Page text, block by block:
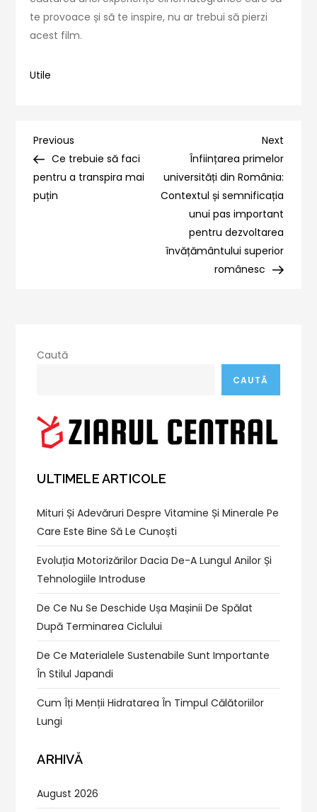
te provoace și să te inspire, nu ar trebui să pierzi
acest film.
Utile
Navigare
în
Previous
Post
Previous
Ce trebuie să faci
pentru a transpira mai
puțin
Next
Post
Next
Înființarea primelor
universități din România:
Contextul și semnificația
unui pas important
pentru dezvoltarea
învățământului superior
românesc
Caută
CAUTĂ
ULTIMELE ARTICOLE
Mituri Și Adevăruri Despre Vitamine Și Minerale Pe
Care Este Bine Să Le Cunoști
Evoluția Motorizărilor Dacia De-A Lungul Anilor Și
Tehnologiile Introduse
De Ce Nu Se Deschide Ușa Mașinii De Spălat
După Terminarea Ciclului
De Ce Materialele Sustenabile Sunt Importante
În Stilul Japandi
Cum Îți Menții Hidratarea În Timpul Călătoriilor
Lungi
ARHIVĂ
August 2026